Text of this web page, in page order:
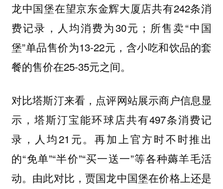
龙中国堡在望京东金辉大厦店共有242条消
费记录，人均消费为30元；所售卖“中国
堡”单品售价为13-22元，含小吃和饮品的套
餐的售价在25-35元之间。
对比塔斯汀来看，点评网站展示商户信息显
示，塔斯汀宝能环球店共有497条消费记
录，人均21元。再加上官方时不时推出
的“免单”“半价”“买一送一”等各种薅羊毛活
动。由此对比，贾国龙中国堡在价格上还是